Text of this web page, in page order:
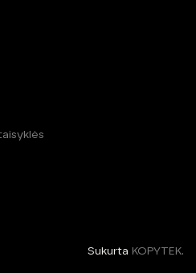
Sukurta KOPYTEK.